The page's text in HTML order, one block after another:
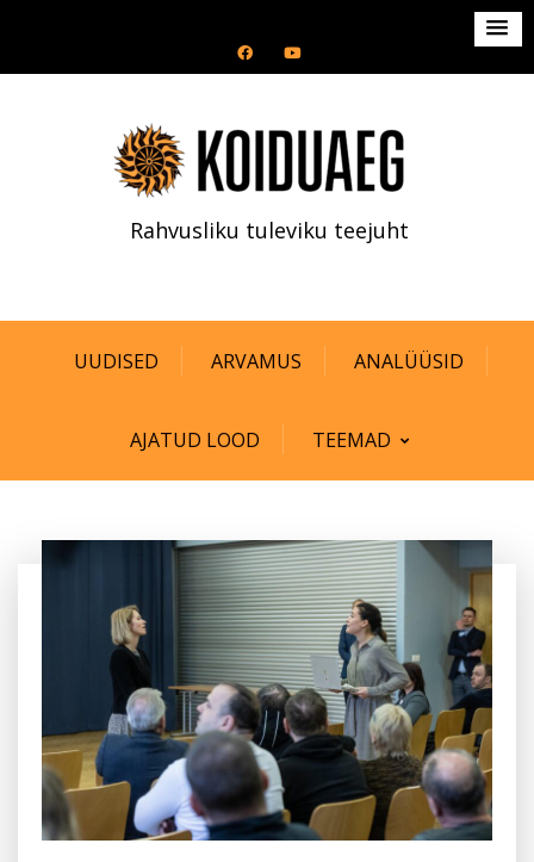
i
e
Rahvusliku tuleviku teejuht
UUDISED ARVAMUS ANALÜÜSID
AJATUD LOOD TEEMAD